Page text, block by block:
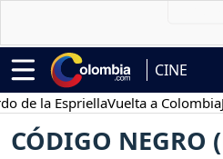
CINE
EspriellaVuelta a Colombia
CÓDIGO NEGRO